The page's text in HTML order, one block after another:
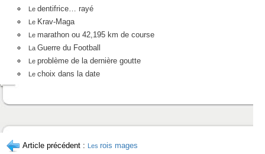
Le dentifrice… rayé
Le Krav-Maga
Le marathon ou 42,195 km de course
La Guerre du Football
Le problème de la dernière goutte
Le choix dans la date
Article précédent : Les rois mages